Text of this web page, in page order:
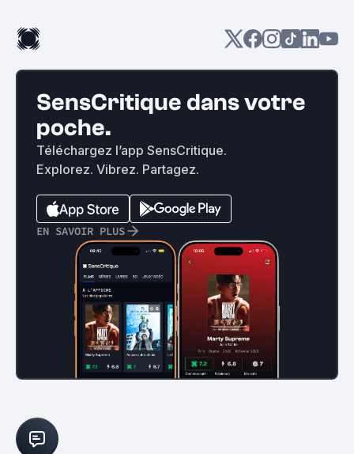
SensCritique dans votre
poche.
Téléchargez l’app SensCritique.
Explorez. Vibrez. Partagez.
EN SAVOIR PLUS